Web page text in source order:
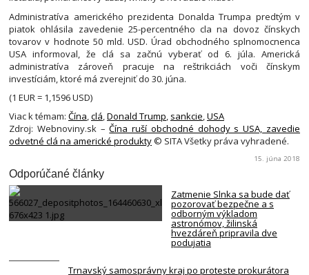
Administratíva amerického prezidenta Donalda Trumpa predtým v
piatok ohlásila zavedenie 25-percentného cla na dovoz čínskych
tovarov v hodnote 50 mld. USD. Úrad obchodného splnomocnenca
USA informoval, že clá sa začnú vyberať od 6. júla. Americká
administratíva zároveň pracuje na reštrikciách voči čínskym
investíciám, ktoré má zverejniť do 30. júna.
(1 EUR = 1,1596 USD)
Viac k témam: Čína,clá,Donald Trump, sankcie,USA
Zdroj: Webnoviny.sk –Čína ruší obchodné dohody s USA, zavedie
odvetné clá na americké produkty © SITA Všetky práva vyhradené.
15. júna 2018
Odporúčané články
Zatmenie Slnka sa bude dať
pozorovať bezpečne a s
odborným výkladom
astronómov, žilinská
hvezdáreň pripravila dve
podujatia
Trnavský samosprávny kraj po proteste prokurátora